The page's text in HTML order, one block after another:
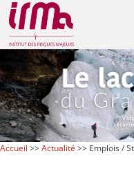
Accueil >>Actualité >> Emplois /